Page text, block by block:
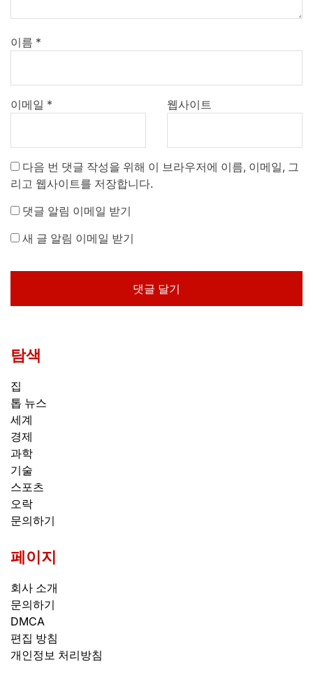
이름 *
이메일 * 웹사이트
다음 번 댓글 작성을 위해 이 브라우저에 이름, 이메일, 그
리고 웹사이트를 저장합니다.
댓글 알림 이메일 받기
새 글 알림 이메일 받기
탐색
집
톱 뉴스
세계
경제
과학
기술
스포츠
오락
문의하기
페이지
회사 소개
문의하기
DMCA
편집 방침
개인정보 처리방침